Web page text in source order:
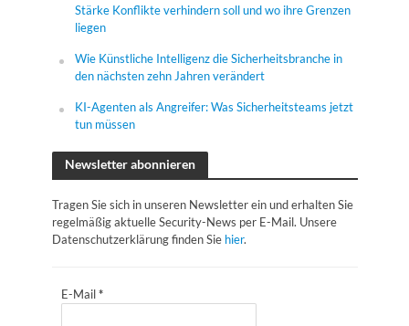
Stärke Konflikte verhindern soll und wo ihre Grenzen
liegen
Wie Künstliche Intelligenz die Sicherheitsbranche in
den nächsten zehn Jahren verändert
KI-Agenten als Angreifer: Was Sicherheitsteams jetzt
tun müssen
Newsletter abonnieren
Tragen Sie sich in unseren Newsletter ein und erhalten Sie
regelmäßig aktuelle Security-News per E-Mail. Unsere
Datenschutzerklärung finden Sie hier.
E-Mail*